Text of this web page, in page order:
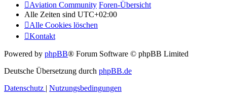
Aviation Community Foren-Übersicht
Alle Zeiten sind UTC+02:00
Alle Cookies löschen
Kontakt
Powered by phpBB® Forum Software © phpBB Limited
Deutsche Übersetzung durch phpBB.de
Datenschutz
Nutzungsbedingungen